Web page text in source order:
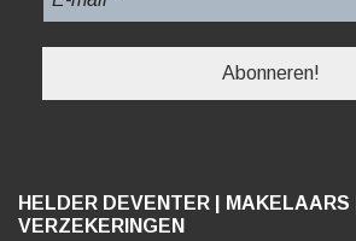
HELDER DEVENTER | MAKELAARS
VERZEKERINGEN